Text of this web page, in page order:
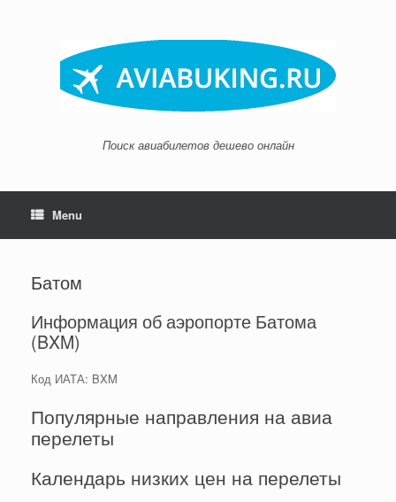
Поиск авиабилетов дешево онлайн
Menu
Батом
Информация об аэропорте Батома
(BXM)
Код ИАТА: BXM
Популярные направления на авиа
перелеты
Календарь низких цен на перелеты